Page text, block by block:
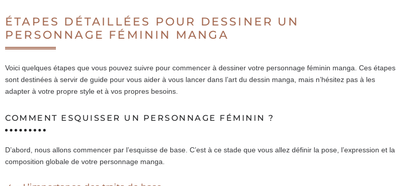
ÉTAPES DÉTAILLÉES POUR DESSINER UN
PERSONNAGE FÉMININ MANGA
Voici quelques étapes que vous pouvez suivre pour commencer à dessiner votre personnage féminin manga. Ces étapes
sont destinées à servir de guide pour vous aider à vous lancer dans l’art du dessin manga, mais n’hésitez pas à les
adapter à votre propre style et à vos propres besoins.
COMMENT ESQUISSER UN PERSONNAGE FÉMININ ?
D’abord, nous allons commencer par l’esquisse de base. C’est à ce stade que vous allez définir la pose, l’expression et la
composition globale de votre personnage manga.